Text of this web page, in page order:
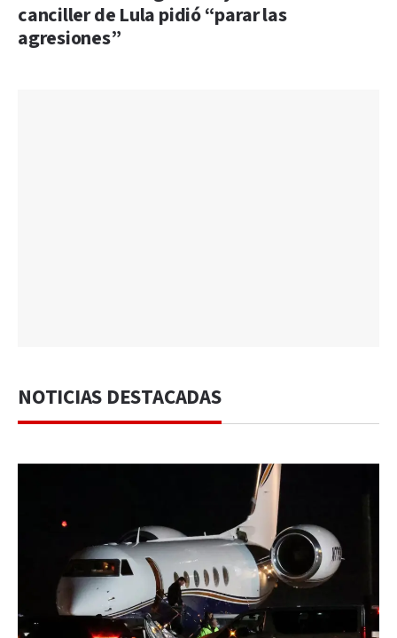
canciller de Lula pidió “parar las
agresiones”
NOTICIAS DESTACADAS